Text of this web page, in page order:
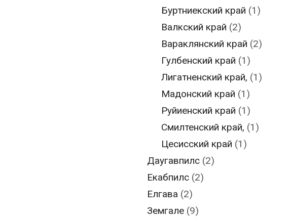
Буртниекский край (1)
Валкский край (2)
Вараклянский край (2)
Гулбенский край (1)
Лигатненский край, (1)
Мадонский край (1)
Руйиенский край (1)
Смилтенский край, (1)
Цесисский край (1)
Даугавпилс(2)
Екабпилс(2)
Елгава (2)
Земгале(9)